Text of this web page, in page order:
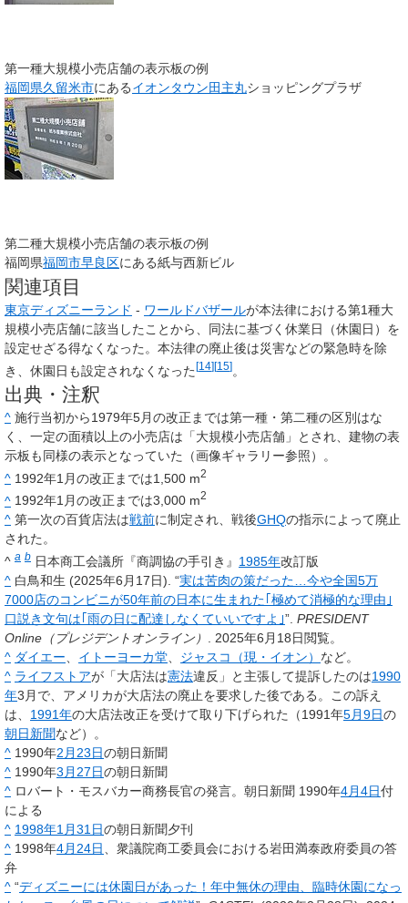
第一種大規模小売店舗の表示板の例
福岡県久留米市にあるイオンタウン田主丸ショッピングプラザ
第二種大規模小売店舗の表示板の例
福岡県福岡市早良区にある紙与西新ビル
関連項目
東京ディズニーランド - ワールドバザールが本法律における第1種大
規模小売店舗に該当したことから、同法に基づく休業日（休園日）を
設定せざる得なくなった。本法律の廃止後は災害などの緊急時を除
き、休園日も設定されなくなった[14][15]
出典・注釈
^ 施行当初から1979年5月の改正までは第一種・第二種の区別はな
く、一定の面積以上の小売店は「大規模小売店舗 」とされ、建物の表
示板も同様の表示となっていた（画像ギャラリー参照）。
^ 1992年1月の改正までは1,500 m2
^ 1992年1月の改正までは3,000 m2
^ 第一次の百貨店法は戦前に制定され、戦後GHQの指示によって廃止
された。
^ a b 日本商工会議所『商調協の手引き』 1985年改訂版
^ 白鳥和生 (2025年6月17日). “実は苦肉の策だった…今や全国5万
7000店のコンビニが50年前の日本に生まれた｢極めて消極的な理由｣
口説き文句は｢雨の日に配達しなくていいですよ｣”. PRESIDENT
Online（プレジデントオンライン）
. 2025年6月18日閲覧。
^ ダイエー イトーヨーカ堂 ジャスコ（現・イオン） など。
^ ライフストアが「大店法は憲法違反」と主張して提訴したのは1990
年3月で、アメリカが大店法の廃止を要求した後である。この訴え
は、 1991年の大店法改正を受けて取り下げられた（1991年5月9日の
朝日新聞など）。
^ 1990年2月23日の朝日新聞
^ 1990年3月27日の朝日新聞
^ ロバート・モスバカー商務長官の発言。朝日新聞 1990年4月4日付
による
^ 1998年1月31日の朝日新聞夕刊
^ 1998年4月24日
、衆議院商工委員会における岩田満泰政府委員の答
弁
^ “ディズニーには休園日があった！年中無休の理由、臨時休園になっ